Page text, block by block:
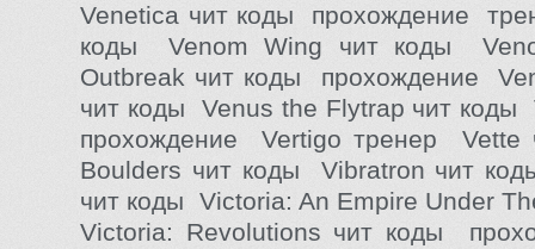
Venetica чит коды прохождение
коды Venom Wing чит коды
Outbreak чит коды прохождение
чит коды Venus the Flytrap чит коды
прохождение Vertigo тренер Vette
Boulders чит коды Vibratron чит
чит коды Victoria: An Empire Under
Victoria: Revolutions чит коды